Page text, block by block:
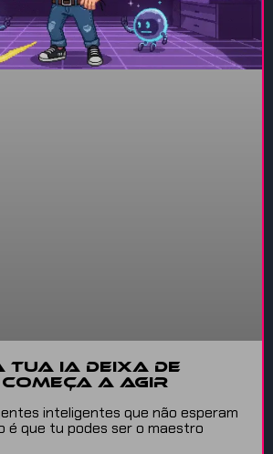
tua IA deixa de
a agir
inteligentes que não esperam
é que tu podes ser o maestro